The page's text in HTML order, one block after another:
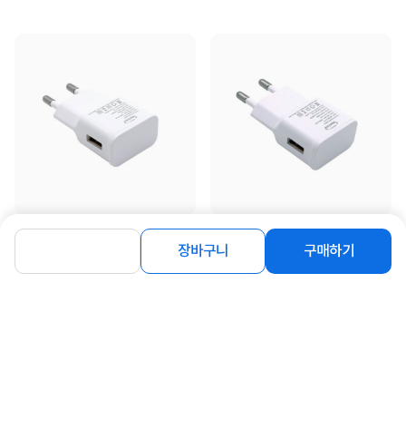
장바구니 구매하기
[MachLink] 5V 1A 저전력 저속 USB
2,800원
[MachLink] 5V 2A USB 충전기 어댑
터 [오비투 LX050200]
3,800원